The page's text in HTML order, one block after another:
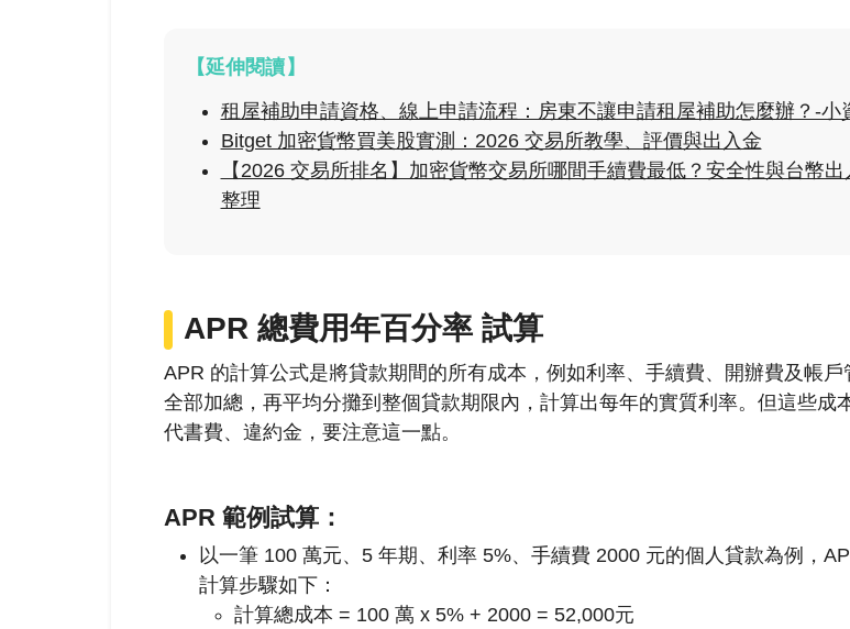
【延伸閱讀】
租屋補助申請資格、線上申請流程：房東不讓申請租屋補助怎麼辦？-小
Bitget 加密貨幣買美股實測：2026 交易所教學、評價與出入金
【2026 交易所排名】加密貨幣交易所哪間手續費最低？安全性與台幣出
整理
APR 總費用年百分率 試算
APR 的計算公式是將貸款期間的所有成本，例如利率、手續費、開辦費及帳戶
全部加總，再平均分攤到整個貸款期限內，計算出每年的實質利率。但這些成
代書費、違約金，要注意這一點。
APR 範例試算：
以一筆 100 萬元、5 年期、利率 5%、手續費 2000 元的個人貸款為例，
計算步驟如下：
計算總成本 = 100 萬 x 5% + 2000 = 52,000元